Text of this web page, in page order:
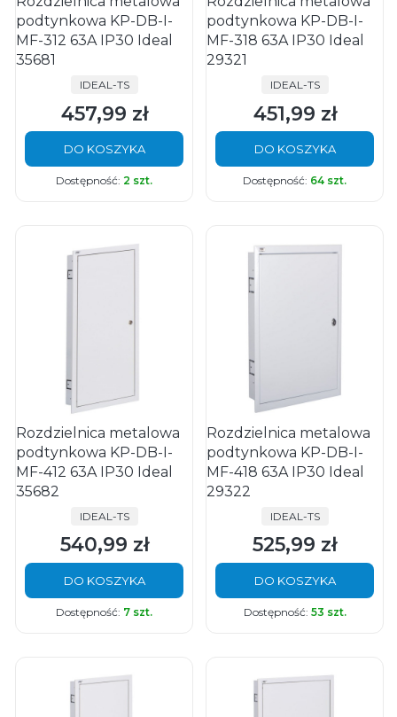
podtynkowa KP-DB-I-
MF-312 63A IP30 Ideal
35681
PRODUCENT
IDEAL-TS
Cena
457,99 zł
DO KOSZYKA
Dostępność: 2 szt.
podtynkowa KP-DB-I-
MF-318 63A IP30 Ideal
29321
PRODUCENT
IDEAL-TS
Cena
451,99 zł
DO KOSZYKA
Dostępność: 64 szt.
Rozdzielnica metalowa
podtynkowa KP-DB-I-
MF-412 63A IP30 Ideal
35682
PRODUCENT
IDEAL-TS
Cena
540,99 zł
DO KOSZYKA
Dostępność: 7 szt.
Rozdzielnica metalowa
podtynkowa KP-DB-I-
MF-418 63A IP30 Ideal
29322
PRODUCENT
IDEAL-TS
Cena
525,99 zł
DO KOSZYKA
Dostępność: 53 szt.